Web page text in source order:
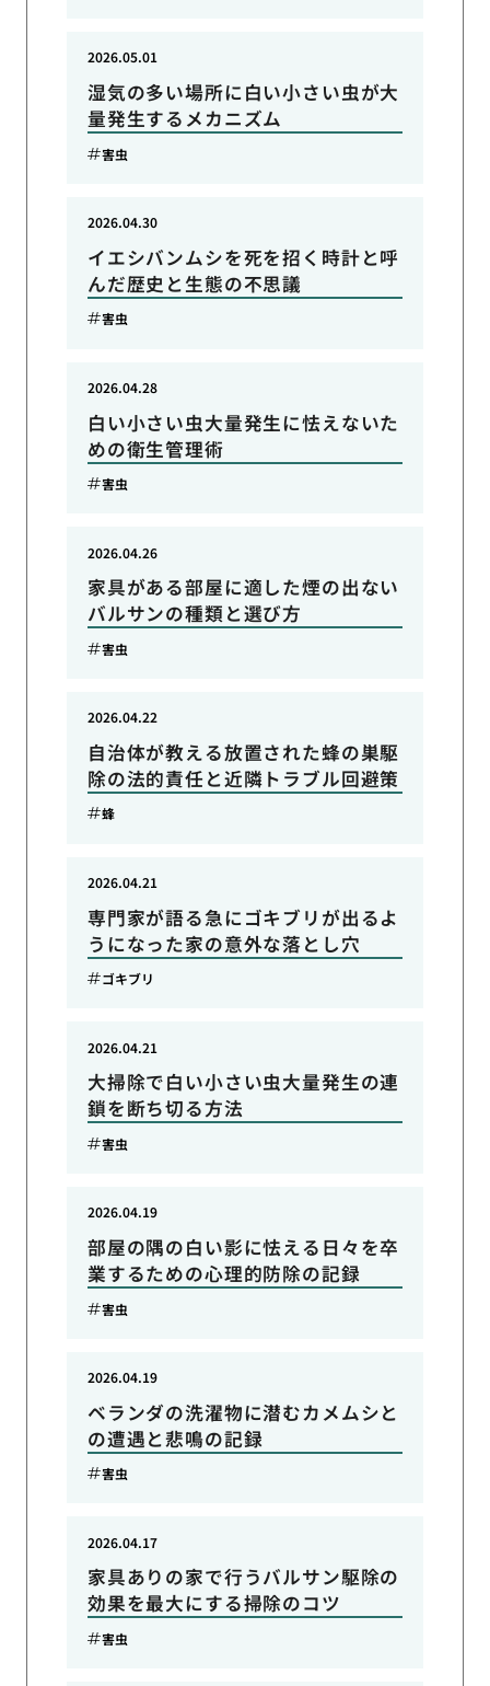
湿気の多い場所に白い小さい虫が大
量発生するメカニズム
2026.05.01
害虫
イエシバンムシを死を招く時計と呼
んだ歴史と生態の不思議
2026.04.30
害虫
白い小さい虫大量発生に怯えないた
めの衛生管理術
2026.04.28
害虫
家具がある部屋に適した煙の出ない
バルサンの種類と選び方
2026.04.26
害虫
自治体が教える放置された蜂の巣駆
除の法的責任と近隣トラブル回避策
2026.04.22
蜂
専門家が語る急にゴキブリが出るよ
うになった家の意外な落とし穴
2026.04.21
ゴキブリ
大掃除で白い小さい虫大量発生の連
鎖を断ち切る方法
2026.04.21
害虫
部屋の隅の白い影に怯える日々を卒
業するための心理的防除の記録
2026.04.19
害虫
ベランダの洗濯物に潜むカメムシと
の遭遇と悲鳴の記録
2026.04.19
害虫
家具ありの家で行うバルサン駆除の
効果を最大にする掃除のコツ
2026.04.17
害虫